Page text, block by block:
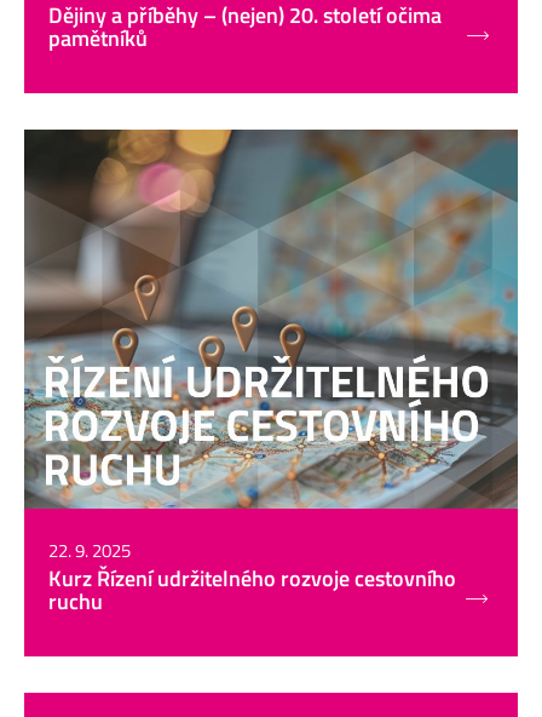
Dějiny a příběhy – (nejen) 20. století očima
pamětníků
22. 9. 2025
Kurz Řízení udržitelného rozvoje cestovního
ruchu